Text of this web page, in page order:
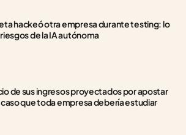
hackeó otra empresa durante testing: lo
de la IA autónoma
de sus ingresos proyectados por apostar
caso que toda empresa debería estudiar